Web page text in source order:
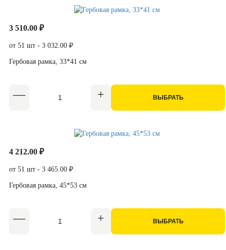
3 510.00 ₽
от 51 шт - 3 032.00 ₽
Гербовая рамка, 33*41 см
ВЫБРАТЬ
4 212.00 ₽
от 51 шт - 3 465.00 ₽
Гербовая рамка, 45*53 см
ВЫБРАТЬ